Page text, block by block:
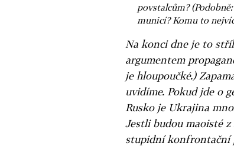
povstalcům?
municí? Komu to
Na konci dne je to
argumentem
je hloupoučké.)
uvidíme. Pokud jde o
Rusko je Ukrajina
Jestli budou maoisté
stupidní konfrontační